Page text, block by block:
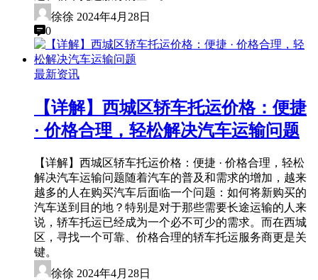
徐徐 2024年4月28日
0
最新资讯
【详解】西城区轿车托运价格：便捷
· 价格合理，轻松解决汽车运输问题
【详解】西城区轿车托运价格：便捷 · 价格合理，轻松
解决汽车运输问题随着汽车的普及和需求的增加，越来
越多的人在购买汽车后面临一个问题：如何将新购买的
汽车送到目的地？特别是对于那些需要长途运输的人来
说，轿车托运已经成为一个必不可少的需求。而在西城
区，寻找一个可靠、价格合理的轿车托运服务商更是关
键。
徐徐 2024年4月28日